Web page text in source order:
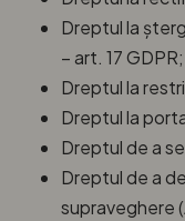
Dreptul la
– art. 17 GDPR;
Dreptul la
Dreptul la
Dreptul de a
Dreptul de a
supraveghere